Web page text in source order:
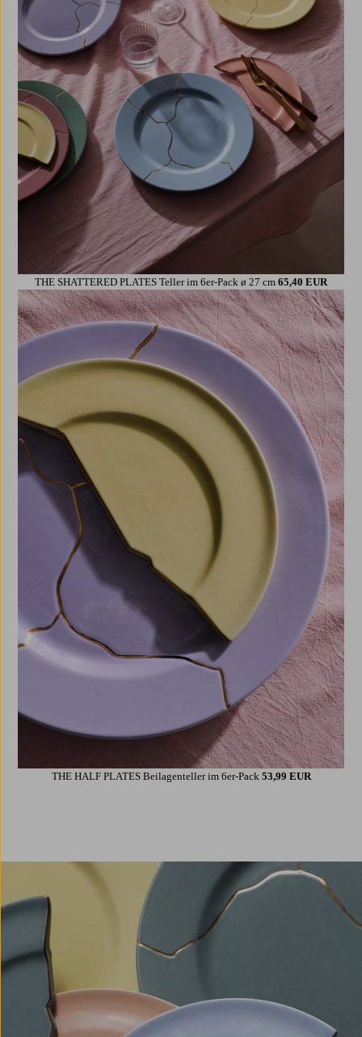
THE SHATTERED PLATES Teller im 6er-Pack ø 27 cm 65,40 EUR
THE HALF PLATES Beilagenteller im 6er-Pack 53,99 EUR